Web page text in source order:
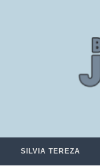
SILVIA TEREZA